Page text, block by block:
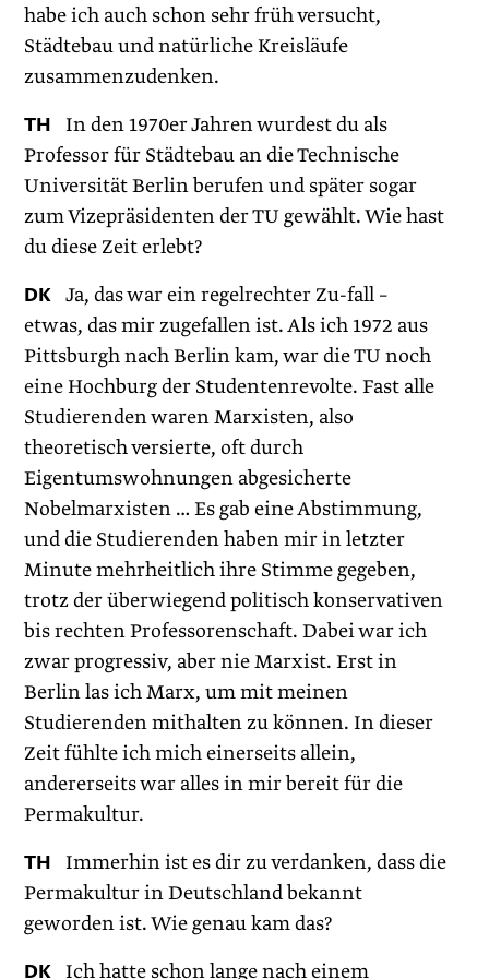
habe ich auch schon sehr früh versucht,
Städtebau und natürliche Kreisläufe
zusammenzudenken.
TH In den 1970er Jahren wurdest du als
Professor für Städtebau an die Technische
Universität Berlin berufen und später sogar
zum Vizepräsidenten der TU gewählt. Wie hast
du diese Zeit erlebt?
DK Ja, das war ein regelrechter Zu-fall –
etwas, das mir zugefallen ist. Als ich 1972 aus
Pittsburgh nach Berlin kam, war die TU noch
eine Hochburg der Studentenrevolte. Fast alle
Studierenden waren Marxisten, also
theoretisch versierte, oft durch
Eigentumswohnungen abgesicherte
Nobelmarxisten … Es gab eine Abstimmung,
und die Studierenden haben mir in letzter
Minute mehrheitlich ihre Stimme gegeben,
trotz der überwiegend politisch konservativen
bis rechten Professorenschaft. Dabei war ich
zwar progressiv, aber nie Marxist. Erst in
Berlin las ich Marx, um mit meinen
Studierenden mithalten zu können. In dieser
Zeit fühlte ich mich einerseits allein,
andererseits war alles in mir bereit für die
Permakultur.
TH Immerhin ist es dir zu verdanken, dass die
Permakultur in Deutschland bekannt
geworden ist. Wie genau kam das?
DK Ich hatte schon lange nach einem